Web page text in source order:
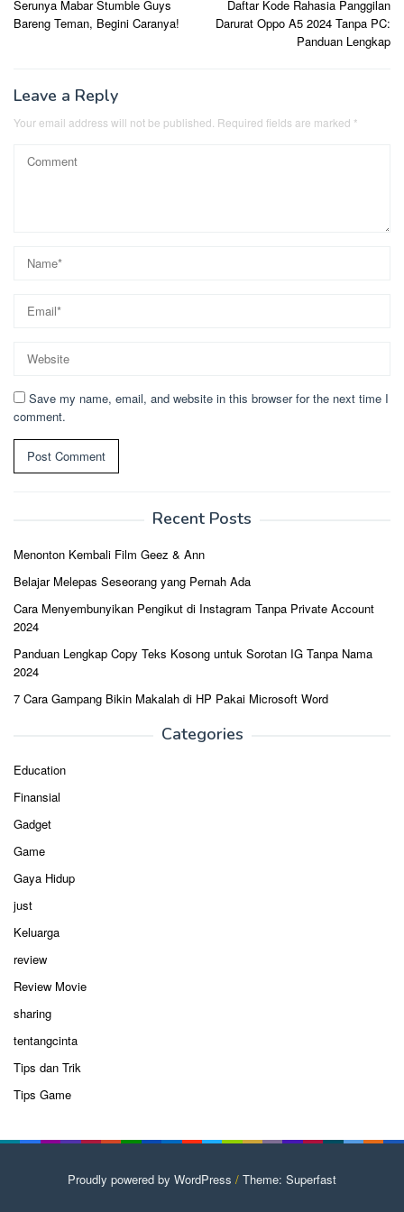
navigation
Serunya Mabar Stumble Guys
Bareng Teman, Begini Caranya!
Daftar Kode Rahasia Panggilan
Darurat Oppo A5 2024 Tanpa PC:
Panduan Lengkap
Leave a Reply
Your email address will not be published. Required fields are marked *
Save my name, email, and website in this browser for the next time I
comment.
Recent Posts
Menonton Kembali Film Geez & Ann
Belajar Melepas Seseorang yang Pernah Ada
Cara Menyembunyikan Pengikut di Instagram Tanpa Private Account
2024
Panduan Lengkap Copy Teks Kosong untuk Sorotan IG Tanpa Nama
2024
7 Cara Gampang Bikin Makalah di HP Pakai Microsoft Word
Categories
Education
Finansial
Gadget
Game
Gaya Hidup
just
Keluarga
review
Review Movie
sharing
tentangcinta
Tips dan Trik
Tips Game
Proudly powered by WordPress / Theme: Superfast